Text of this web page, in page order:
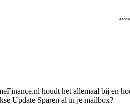
houdt het allemaal bij en
Update Sparen al in je mailbox?